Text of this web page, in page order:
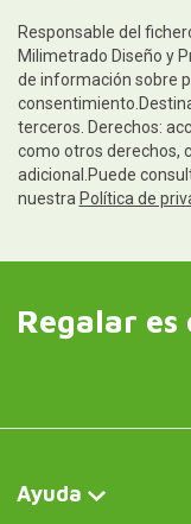
Responsable del
Milimetrado Diseño y
de información sobre
terceros. Derechos:
como otros derechos,
adicional.Puede
nuestra Política de
Regalar
Ayuda